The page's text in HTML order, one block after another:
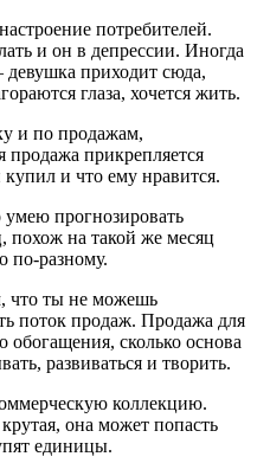
потребителей.
и он в депрессии. Иногда
приходит сюда,
глаза, хочется жить.
и по продажам,
прикрепляется
и что ему нравится.
умею прогнозировать
на такой же месяц
по-разному.
что ты не можешь
поток продаж. Продажа для
обогащения, сколько основа
развиваться и творить.
коллекцию.
она может попасть
единицы.